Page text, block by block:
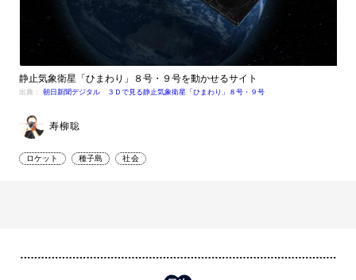
静止気象衛星「ひまわり」８号・９号を動かせるサイト
出典： 朝日新聞デジタル ３Ｄで見る静止気象衛星「ひまわり」８号・９号
寿柳聡
ロケット 種子島 社会